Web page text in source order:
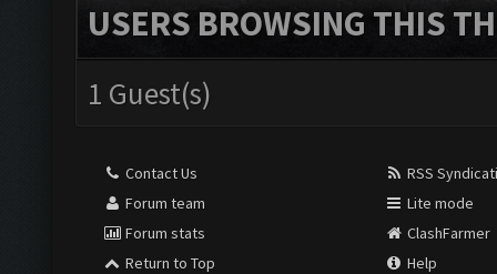
USERS BROWSING THIS
1 Guest(s)
Contact Us
Forum team
Forum stats
Return to Top
RSS
Lite mode
ClashFarmer
Help